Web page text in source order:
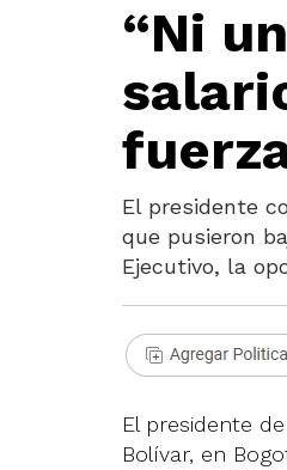
“Ni
El presidente
que pusieron
Ejecutivo, la
El presidente
Bolívar, en